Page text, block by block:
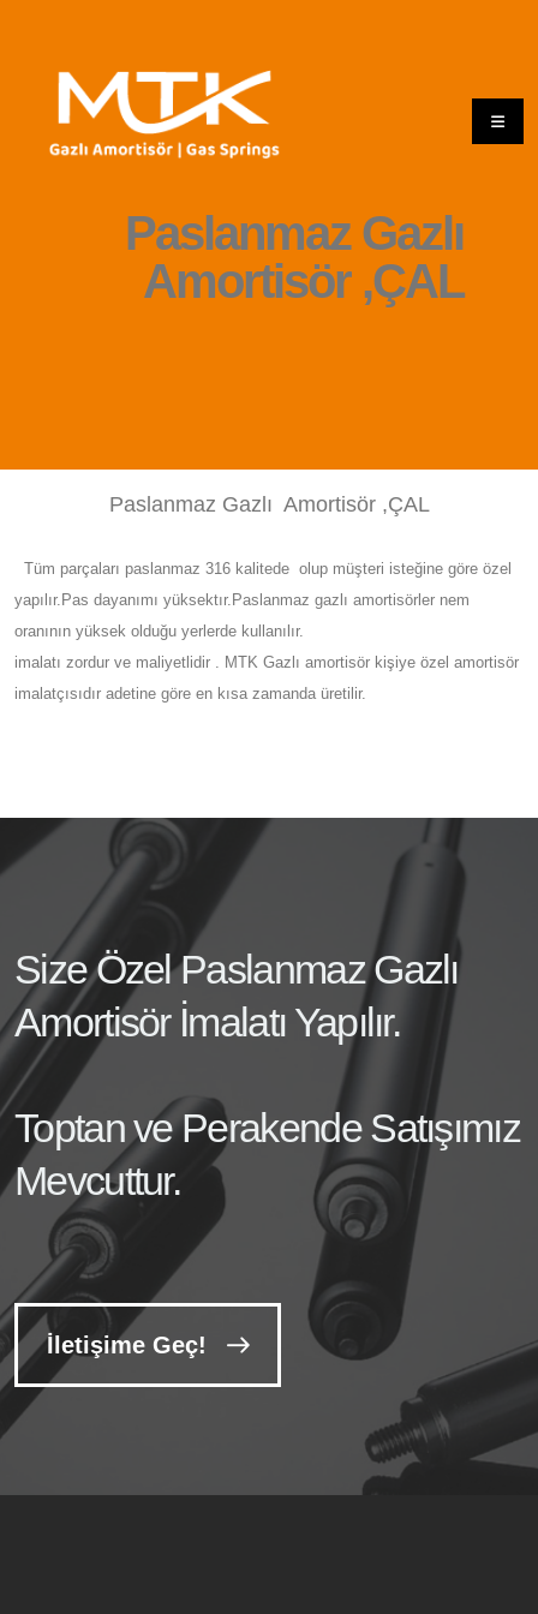
Paslanmaz Gazlı
Amortisör ,ÇAL
Paslanmaz Gazlı Amortisör ,ÇAL
Tüm parçaları paslanmaz 316 kalitede olup müşteri isteğine göre özel
yapılır.Pas dayanımı yüksektır.Paslanmaz gazlı amortisörler nem
oranının yüksek olduğu yerlerde kullanılır.
imalatı zordur ve maliyetlidir . MTK Gazlı amortisör kişiye özel amortisör
imalatçısıdır adetine göre en kısa zamanda üretilir.
Size Özel Paslanmaz Gazlı
Amortisör İmalatı Yapılır.
Toptan ve Perakende Satışımız
Mevcuttur.
İletişime Geç!